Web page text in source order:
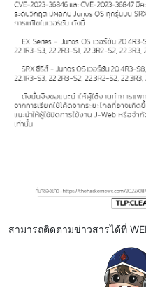
สามารถติดตามข่าวสารได้ที่